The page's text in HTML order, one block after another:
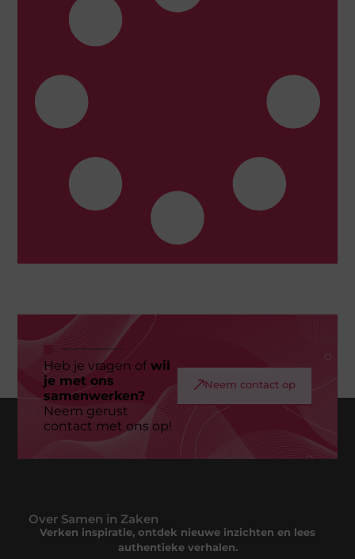
Heb je vragen ofwil
je met ons
samenwerken?
Neem gerust
contact met ons op!
Neem contact op
Over Samen in Zaken
Verken inspiratie, ontdek nieuwe inzichten en lees
authentieke verhalen.